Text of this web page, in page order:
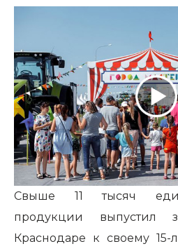
Свыше 11 тысяч
продукции выпустил
Краснодаре к своему